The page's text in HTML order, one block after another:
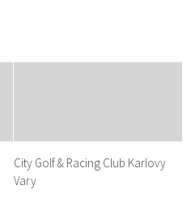
City Golf & Racing Club Karlovy
Vary